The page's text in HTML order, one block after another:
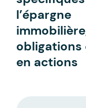
l’épargne
obligations
en actions